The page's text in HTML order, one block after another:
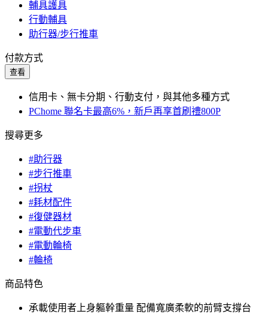
輔具護具
行動輔具
助行器/步行推車
付款方式
查看
信用卡、無卡分期、行動支付，與其他多種方式
PChome 聯名卡最高6%，新戶再享首刷禮800P
搜尋更多
#助行器
#步行推車
#拐杖
#耗材配件
#復健器材
#電動代步車
#電動輪椅
#輪椅
商品特色
承載使用者上身軀幹重量 配備寬廣柔軟的前臂支撐台